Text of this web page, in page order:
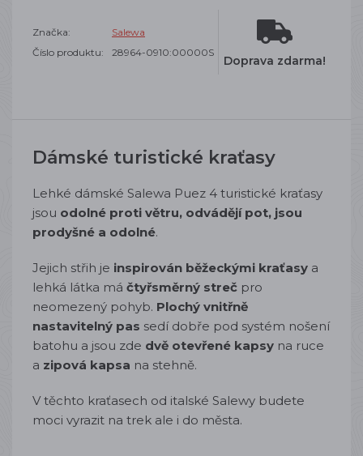
Značka:
Salewa
Číslo produktu:
28964-0910:00000S
Doprava zdarma!
Dámské turistické kraťasy
Lehké dámské Salewa Puez 4 turistické kraťasy
jsou odolné proti větru, odvádějí pot, jsou
prodyšné a odolné.
Jejich střih je inspirován běžeckými kraťasy a
lehká látka má čtyřsměrný streč pro
neomezený pohyb. Plochý vnitřně
nastavitelný pas sedí dobře pod systém nošení
batohu a jsou zde dvě otevřené kapsy na ruce
a zipová kapsa na stehně.
V těchto kraťasech od italské Salewy budete
moci vyrazit na trek ale i do města.